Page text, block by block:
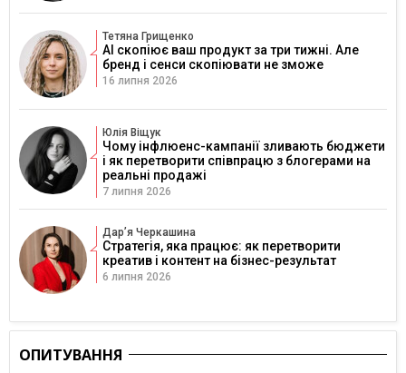
Тетяна Грищенко
AI скопіює ваш продукт за три тижні. Але
бренд і сенси скопіювати не зможе
16 липня 2026
Юлія Віщук
Чому інфлюенс-кампанії зливають бюджети
і як перетворити співпрацю з блогерами на
реальні продажі
7 липня 2026
Дарʼя Черкашина
Стратегія, яка працює: як перетворити
креатив і контент на бізнес-результат
6 липня 2026
ОПИТУВАННЯ